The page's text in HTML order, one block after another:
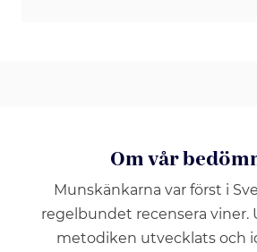
Om vår
Munskänkarna var först i
regelbundet recensera viner.
metodiken utvecklats och